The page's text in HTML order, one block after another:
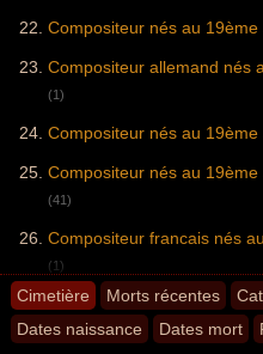
Cimetière Morts récentes
Dates naissance
Dates mort
Compositeur nés au
Compositeur allemand nés
(1)
Compositeur nés au
Compositeur nés au
(41)
Compositeur francais nés
(1)
Compositeur polonais nés
Compositeur autrichien nés